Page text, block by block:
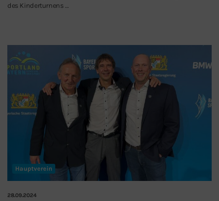
des Kinderturnens …
Hauptverein
28.09.2024